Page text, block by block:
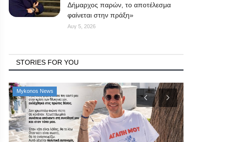
Δήμαρχος παρών, το αποτέλεσμα
φαίνεται στην πράξη»
Αυγ 5, 2026
STORIES FOR YOU
Mykonos News